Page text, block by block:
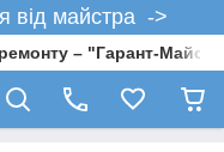
від майстра ->
– "Гарант-